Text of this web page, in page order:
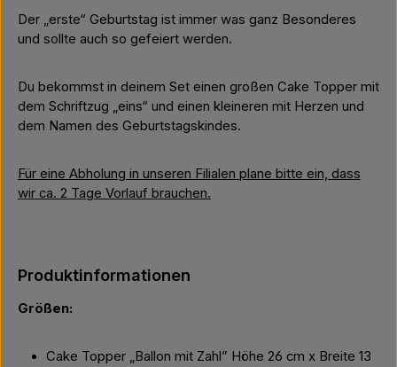
Der „erste“ Geburtstag ist immer was ganz Besonderes
und sollte auch so gefeiert werden.
Du bekommst in deinem Set einen großen Cake Topper mit
dem Schriftzug „eins“ und einen kleineren mit Herzen und
dem Namen des Geburtstagskindes.
Für eine Abholung in unseren Filialen plane bitte ein, dass
wir ca. 2 Tage Vorlauf brauchen.
Produktinformationen
Größen:
Cake Topper „Ballon mit Zahl” Höhe 26 cm x Breite 13